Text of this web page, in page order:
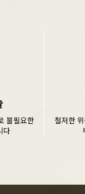
불필요한
다
철저한